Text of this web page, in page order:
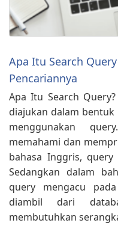
Apa Itu Search
Pencariannya
Apa Itu Search
diajukan dalam
menggunakan
memahami dan
bahasa Inggris,
Sedangkan dalam
query mengacu
diambil dari
membutuhkan